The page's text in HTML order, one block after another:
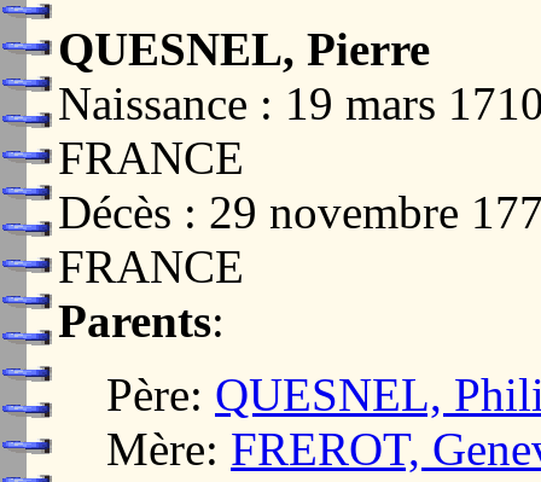
QUESNEL, Pierre
Naissance : 19 mars
FRANCE
Décès : 29 novembre
FRANCE
Parents:
Père: QUESNEL,
Mère: FREROT,